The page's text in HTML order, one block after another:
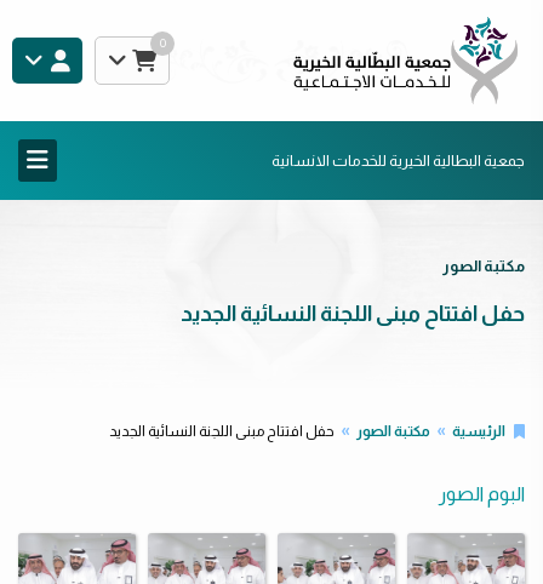
0
جمعية البطالية الخيرية للخدمات الانسانية
مكتبة الصور
حفل افتتاح مبنى اللجنة النسائية الجديد
الرئيسية مكتبة الصور حفل افتتاح مبنى اللجنة النسائية الجديد
البوم الصور